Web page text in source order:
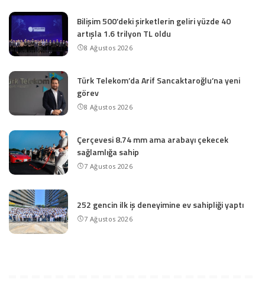
Bilişim 500’deki şirketlerin geliri yüzde 40
artışla 1.6 trilyon TL oldu
8 Ağustos 2026
Türk Telekom’da Arif Sancaktaroğlu’na yeni
görev
8 Ağustos 2026
Çerçevesi 8.74 mm ama arabayı çekecek
sağlamlığa sahip
7 Ağustos 2026
252 gencin ilk iş deneyimine ev sahipliği yaptı
7 Ağustos 2026